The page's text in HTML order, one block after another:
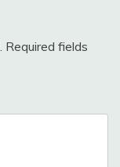
Required fields